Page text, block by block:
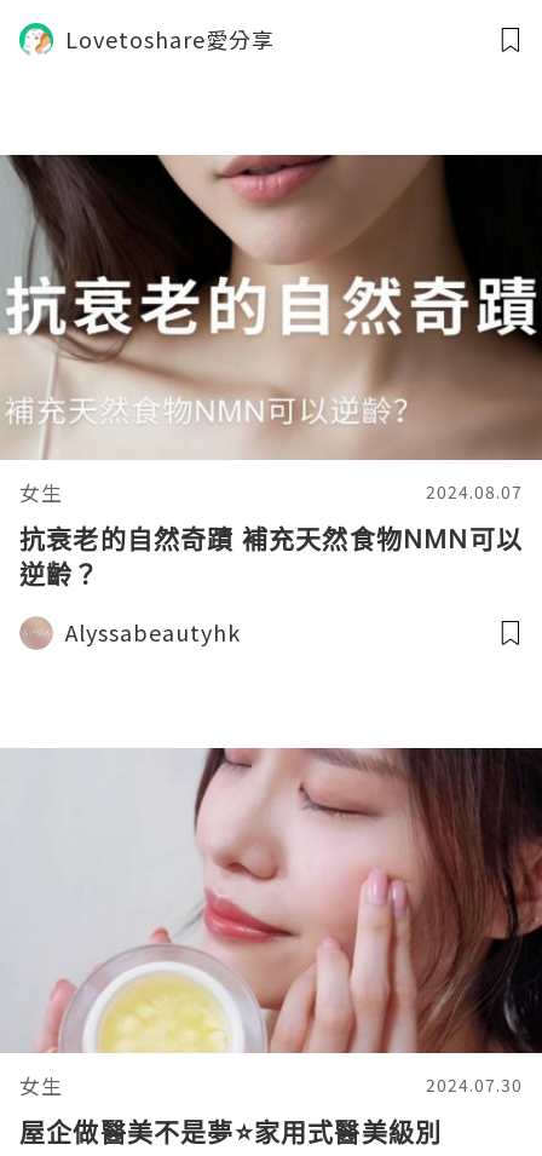
Lovetoshare愛分享
女生 2024.08.07
抗衰老的自然奇蹟 補充天然食物NMN可以
逆齡？
Alyssabeautyhk
女生 2024.07.30
屋企做醫美不是夢⭐家用式醫美級別